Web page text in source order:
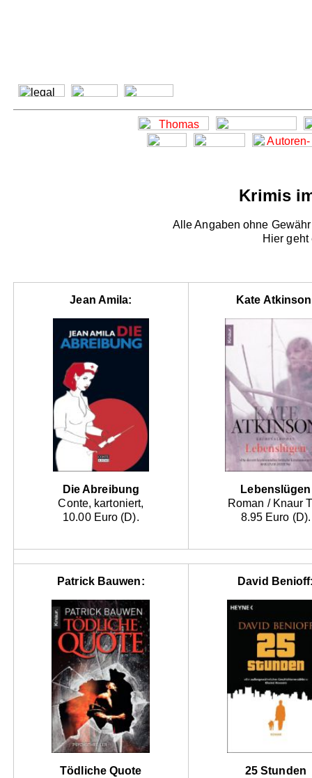
Krimis
Alle Angaben ohne
Hier
Jean Amila:
Die Abreibung
Conte, kartoniert,
10.00 Euro (D).
Kate
Lebenslügen
Roman / Knaur
8.95 Euro (D).
Patrick Bauwen:
Tödliche Quote
David
25 Stunden